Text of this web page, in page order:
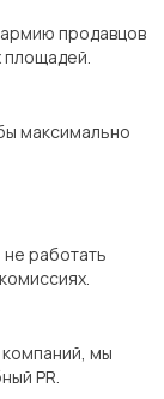
продавцов
площадей.
максимально
работать
мы
PR.